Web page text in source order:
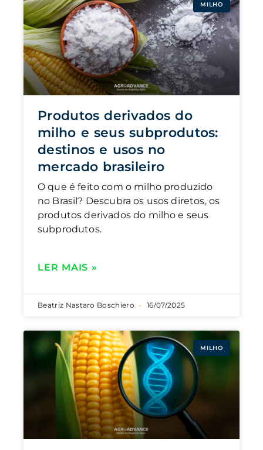
MILHO
Produtos derivados do
milho e seus subprodutos:
destinos e usos no
mercado brasileiro
O que é feito com o milho produzido
no Brasil? Descubra os usos diretos, os
produtos derivados do milho e seus
subprodutos.
LER MAIS »
Beatriz Nastaro Boschiero 16/07/2025
MILHO